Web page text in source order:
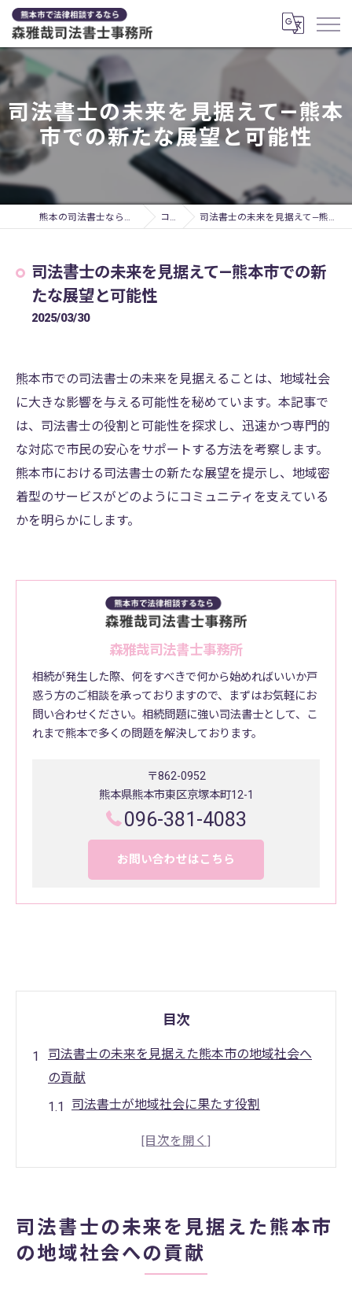
司法書士の未来を見据えて—熊本
市での新たな展望と可能性
熊本の司法書士なら森雅哉司法書士事務所 コラム 司法書士の未来を見据えて—熊本市での新たな展望と可能性
司法書士の未来を見据えて—熊本市での新
たな展望と可能性
2025/03/30
熊本市での司法書士の未来を見据えることは、地域社会
に大きな影響を与える可能性を秘めています。本記事で
は、司法書士の役割と可能性を探求し、迅速かつ専門的
な対応で市民の安心をサポートする方法を考察します。
熊本市における司法書士の新たな展望を提示し、地域密
着型のサービスがどのようにコミュニティを支えている
かを明らかにします。
森雅哉司法書士事務所
相続が発生した際、何をすべきで何から始めればいいか戸
惑う方のご相談を承っておりますので、まずはお気軽にお
問い合わせください。相続問題に強い司法書士として、こ
れまで熊本で多くの問題を解決しております。
〒862-0952
熊本県熊本市東区京塚本町12-1
096-381-4083
お問い合わせはこちら
目次
司法書士の未来を見据えた熊本市の地域社会へ
の貢献
司法書士が地域社会に果たす役割
熊本市における司法書士の重要性
司法書士の社会貢献活動
地域密着型司法書士が熊本市で果たす役割とは
司法書士の未来を見据えた熊本市
の地域社会への貢献